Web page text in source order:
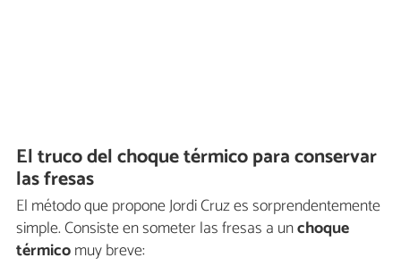
El truco del choque térmico para conservar
las fresas
El método que propone Jordi Cruz es sorprendentemente
simple. Consiste en someter las fresas a unchoque
térmicomuy breve: